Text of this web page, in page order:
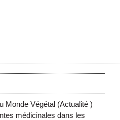
Monde Végétal (Actualité)
médicinales dans les